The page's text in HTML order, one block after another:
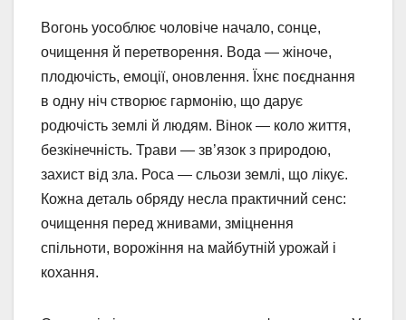
Вогонь уособлює чоловіче начало, сонце,
очищення й перетворення. Вода — жіноче,
плодючість, емоції, оновлення. Їхнє поєднання
в одну ніч створює гармонію, що дарує
родючість землі й людям. Вінок — коло життя,
безкінечність. Трави — зв’язок з природою,
захист від зла. Роса — сльози землі, що лікує.
Кожна деталь обряду несла практичний сенс:
очищення перед жнивами, зміцнення
спільноти, ворожіння на майбутній урожай і
кохання.